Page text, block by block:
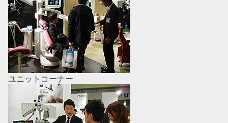
ユニットコーナー